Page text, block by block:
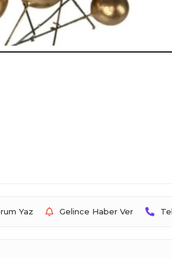
Yaz Gelince Haber Ver